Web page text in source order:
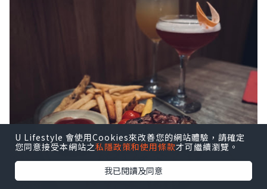
U Lifestyle 會使用Cookies來改善您的網站體驗，請確定
您同意接受本網站之私隱政策和使用條款才可繼續瀏覽。
我已閱讀及同意